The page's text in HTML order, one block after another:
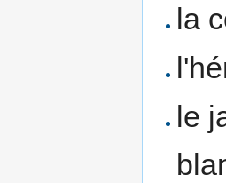
la
le